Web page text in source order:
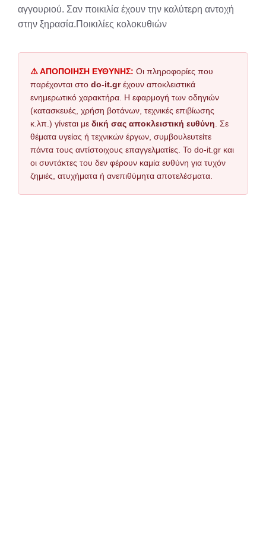
αγγουριού. Σαν ποικιλία έχουν την καλύτερη αντοχή
στην ξηρασία.Ποικιλίες κολοκυθιών
⚠️ ΑΠΟΠΟΙΗΣΗ ΕΥΘΥΝΗΣ: Οι πληροφορίες που
παρέχονται στο do-it.grέχουν αποκλειστικά
ενημερωτικό χαρακτήρα. Η εφαρμογή των οδηγιών
(κατασκευές, χρήση βοτάνων, τεχνικές επιβίωσης
κ.λπ.) γίνεται με δική σας αποκλειστική ευθύνη . Σε
θέματα υγείας ή τεχνικών έργων, συμβουλευτείτε
πάντα τους αντίστοιχους επαγγελματίες. Το do-it.gr και
οι συντάκτες του δεν φέρουν καμία ευθύνη για τυχόν
ζημιές, ατυχήματα ή ανεπιθύμητα αποτελέσματα.